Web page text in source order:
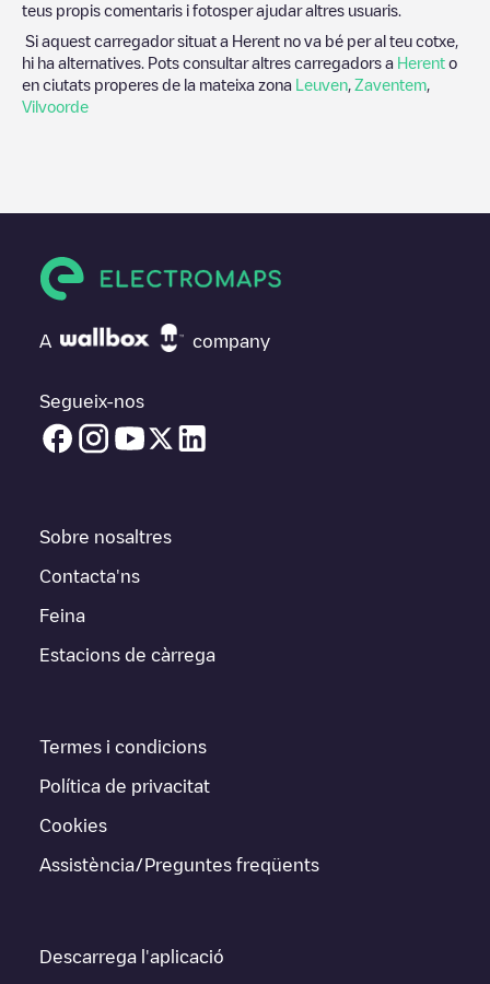
teus propis comentaris i fotosper ajudar altres usuaris.
Si aquest carregador situat a Herent no va bé per al teu cotxe,
hi ha alternatives. Pots consultar altres carregadors a Herent o
en ciutats properes de la mateixa zona Leuven Zaventem
Vilvoorde
A company
Segueix-nos
Sobre nosaltres
Contacta'ns
Feina
Estacions de càrrega
Termes i condicions
Política de privacitat
Cookies
Assistència/Preguntes freqüents
Descarrega l'aplicació